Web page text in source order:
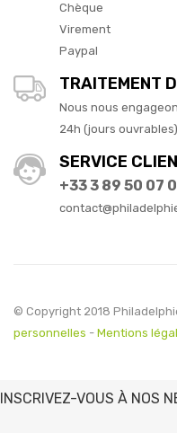
Chèque
Virement
Paypal
TRAITEMENT
Nous nous
24h (jours ouvrables)
SERVICE
+33 3 89 50 07
© Copyright 2018
personnelles - Mentions
INSCRIVEZ-VOUS À NOS